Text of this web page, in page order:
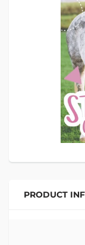
PRODUCT